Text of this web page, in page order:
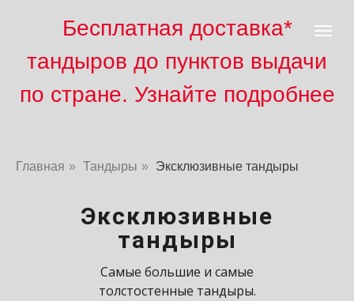
Бесплатная доставка*
тандыров до пунктов выдачи
по стране. Узнайте подробнее
Главная » Тандыры » Эксклюзивные тандыры
Эксклюзивные
тандыры
Самые большие и самые
толстостенные тандыры.